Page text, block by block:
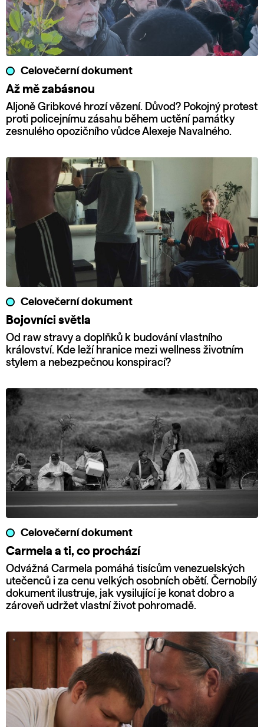
Celovečerní dokument
Až mě zabásnou
Aljoně Gribkové hrozí vězení. Důvod? Pokojný protest
proti policejnímu zásahu během uctění památky
zesnulého opozičního vůdce Alexeje Navalného.
Celovečerní dokument
Bojovníci světla
Od raw stravy a doplňků k budování vlastního
království. Kde leží hranice mezi wellness životním
stylem a nebezpečnou konspirací?
Celovečerní dokument
Carmela a ti, co prochází
Odvážná Carmela pomáhá tisícům venezuelských
utečenců i za cenu velkých osobních obětí. Černobílý
dokument ilustruje, jak vysilující je konat dobro a
zároveň udržet vlastní život pohromadě.